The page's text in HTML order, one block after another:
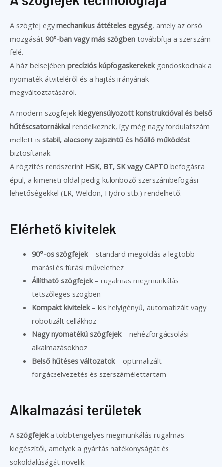
A szögfej egy mechanikus áttételes egység, amely az orsó
mozgását 90°-ban vagy más szögben továbbítja a szerszám
felé.
A ház belsejében precíziós kúpfogaskerekekgondoskodnak a
nyomaték átviteléről és a hajtás irányának
megváltoztatásáról.
A modern szögfejek kiegyensúlyozott konstrukcióval és belső
hűtéscsatornákkal rendelkeznek, így még nagy fordulatszám
mellett is stabil, alacsony zajszintű és hőálló működést
biztosítanak.
A rögzítés rendszerint HSK, BT, SK vagy CAPTO befogásra
épül, a kimeneti oldal pedig különböző szerszámbefogási
lehetőségekkel (ER, Weldon, Hydro stb.) rendelhető.
Elérhető kivitelek
90°-os szögfejek– standard megoldás a legtöbb
marási és fúrási művelethez
Állítható szögfejek– rugalmas megmunkálás
tetszőleges szögben
Kompakt kivitelek– kis helyigényű, automatizált vagy
robotizált cellákhoz
Nagy nyomatékú szögfejek– nehézforgácsolási
alkalmazásokhoz
Belső hűtéses változatok– optimalizált
forgácselvezetés és szerszámélettartam
Alkalmazási területek
A szögfejeka többtengelyes megmunkálás rugalmas
kiegészítői, amelyek a gyártás hatékonyságát és
sokoldalúságát növelik: